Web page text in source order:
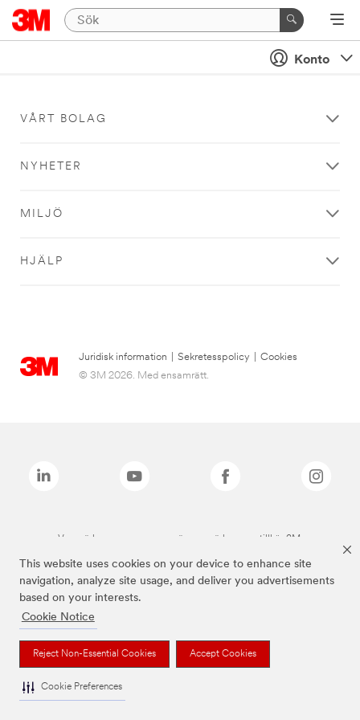
This website uses cookies on your device to enhance site
navigation, analyze site usage, and deliver you advertisements
based on your interests.
Cookie Notice
Reject Non-Essential Cookies Accept Cookies
Cookie Preferences
Konto
VÅRT BOLAG
NYHETER
MILJÖ
HJÄLP
Juridisk information Sekretesspolicy
Cookies
© 3M 2026. Med ensamrätt.
Varumärken som anges ovan är varumärken som tillhör 3M.